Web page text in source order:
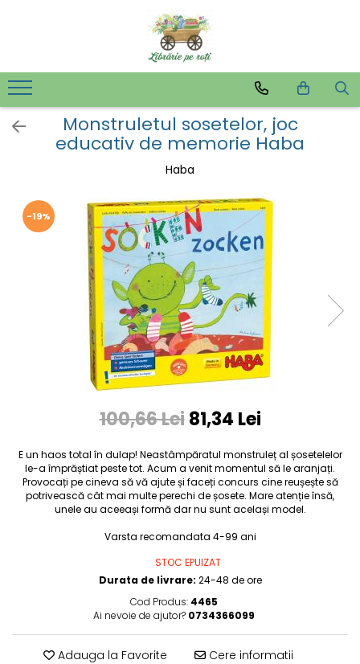
Monstruletul sosetelor, joc
educativ de memorie Haba
Haba
-19%
100,66 Lei 81,34 Lei
E un haos total în dulap! Neastâmpăratul monstruleț al șosetelelor
le-a împrăștiat peste tot. Acum a venit momentul să le aranjați.
Provocați pe cineva să vă ajute și faceți concurs cine reușește să
potrivească cât mai multe perechi de șosete. Mare atenție însă,
unele au aceeași formă dar nu sunt același model.
Varsta recomandata 4-99 ani
STOC EPUIZAT
Durata de livrare: 24-48 de ore
Cod Produs: 4465
Ai nevoie de ajutor? 0734366099
Adauga la Favorite Cere informatii